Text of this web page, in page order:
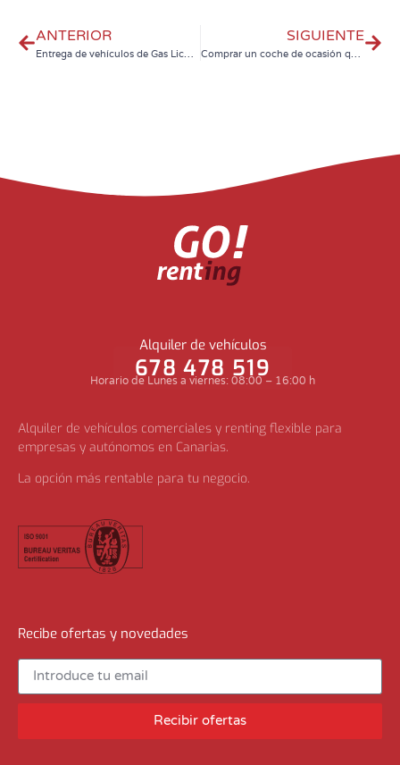
ANTERIOR SIGUIENTE
Alquiler de vehículos
678 478 519
Horario de Lunes a viernes: 08:00 – 16:00 h
Alquiler de vehículos comerciales y renting flexible para
empresas y autónomos en Canarias.
La opción más rentable para tu negocio.
Recibe ofertas y novedades
Recibir ofertas